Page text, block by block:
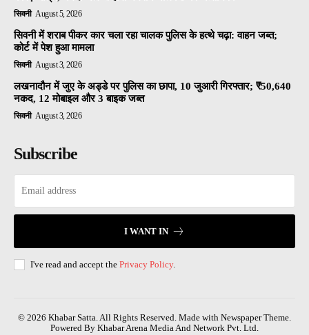
सिवनी August 5, 2026
सिवनी में शराब पीकर कार चला रहा चालक पुलिस के हत्थे चढ़ा: वाहन जब्त;
कोर्ट में पेश हुआ मामला
सिवनी August 3, 2026
लखनादौन में जुए के अड्डे पर पुलिस का छापा, 10 जुआरी गिरफ्तार; ₹50,640
नकद, 12 मोबाइल और 3 बाइक जब्त
सिवनी August 3, 2026
Subscribe
I WANT IN
I've read and accept the Privacy Policy.
© 2026 Khabar Satta. All Rights Reserved. Made with Newspaper Theme.
Powered By Khabar Arena Media And Network Pvt. Ltd.